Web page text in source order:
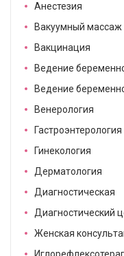
Анестезия
Вакуумный массаж
Вакцинация
Ведение
Ведение
Венерология
Гастроэнтерология
Гинекология
Дерматология
Диагностическая
Диагностический
Женская